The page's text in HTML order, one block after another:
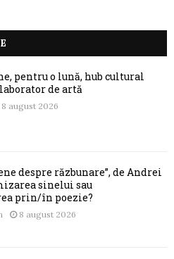
pentru o lună, hub cultural
de artă
8 august 2026
despre răzbunare”, de Andrei
sinelui sau
prin/în poezie?
8 august 2026